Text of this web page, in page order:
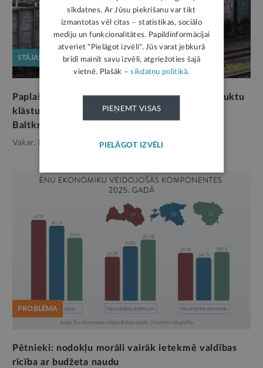
STĀJAS SPĒKĀ
Paplašina lauksaimniecības un lopbarības produktu
klāstu, kurus nevarēs ievest no Krievijas un
Baltkrievijas
Vakar,
PROBLĒMA
Pētnieki: nodokļu morāli vairāk ietekmē valdības
rīcība ar budžeta naudu
sīkdatnes. Ar Jūsu piekrišanu var tikt
izmantotas vēl citas – statistikas, sociālo
mediju un funkcionalitātes. Papildinformācijai
atveriet "Pielāgot izvēli". Jūs varat jebkurā
brīdī mainīt savu izvēli, atgriežoties šajā
vietnē. Plašāk –sīkdatņu politikā.
PIEŅEMT VISAS
PIELĀGOT IZVĒLI